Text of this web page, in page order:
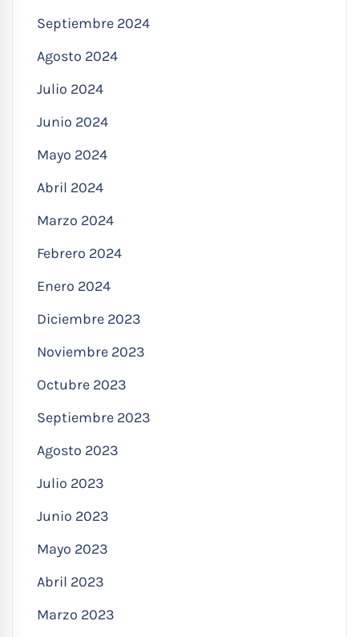
Septiembre 2024
Agosto 2024
Julio 2024
Junio 2024
Mayo 2024
Abril 2024
Marzo 2024
Febrero 2024
Enero 2024
Diciembre 2023
Noviembre 2023
Octubre 2023
Septiembre 2023
Agosto 2023
Julio 2023
Junio 2023
Mayo 2023
Abril 2023
Marzo 2023